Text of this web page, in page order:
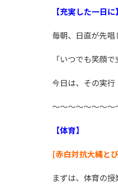
【充実した一日に】
毎朝、日直が先唱
「いつでも笑顔
今日は、その実行
～～～～～～～
【体育】
[赤白対抗大縄と
まずは、体育の授